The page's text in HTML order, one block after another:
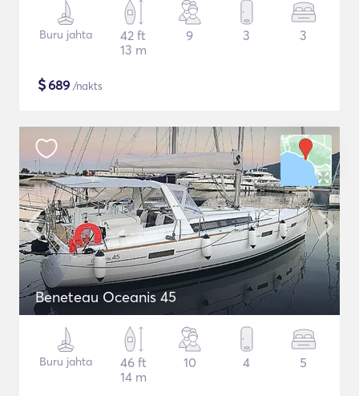
Buru jahta
42 ft
13 m
9 3 3
$689 /nakts
Beneteau Oceanis 45
Buru jahta
46 ft
14 m
10 4 5